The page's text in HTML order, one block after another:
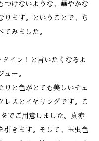
つけないような、華やかな
ります。ということで、ち
てみました。
イン！と言いたくなるよ
ュー。
りと色がとても美しいチェ
レスとイヤリングです。こ
でご用意しました。真赤
引きます。そして、玉虫色